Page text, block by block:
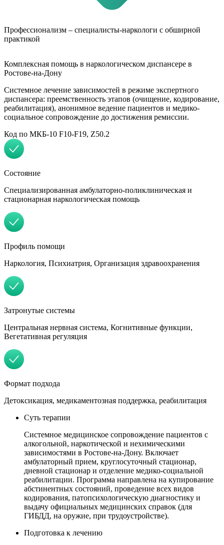
Профессионализм – специалисты-наркологи с обширной
практикой
Комплексная помощь в наркологическом диспансере в
Ростове-на-Дону
Системное лечение зависимостей в режиме экспертного
диспансера: преемственность этапов (очищение, кодирование,
реабилитация), анонимное ведение пациентов и медико-
социальное сопровождение до достижения ремиссии.
Код по МКБ-10 F10-F19, Z50.2
Состояние
Специализированная амбулаторно-поликлиническая и
стационарная наркологическая помощь
Профиль помощи
Наркология, Психиатрия, Организация здравоохранения
Затронутые системы
Центральная нервная система, Когнитивные функции,
Вегетативная регуляция
Формат подхода
Детоксикация, медикаментозная поддержка, реабилитация
Суть терапии
Системное медицинское сопровождение пациентов с
алкогольной, наркотической и нехимическими
зависимостями в Ростове-на-Дону. Включает
амбулаторный прием, круглосуточный стационар,
дневной стационар и отделение медико-социальной
реабилитации. Программа направлена на купирование
абстинентных состояний, проведение всех видов
кодирования, патопсихологическую диагностику и
выдачу официальных медицинских справок (для
ГИБДД, на оружие, при трудоустройстве).
Подготовка к лечению